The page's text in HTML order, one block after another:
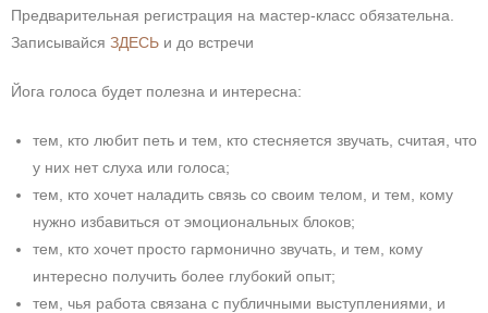
Предварительная регистрация на мастер-класс обязательна.
Записывайся ЗДЕСЬ и до встречи
Йога голоса будет полезна и интересна:
тем, кто любит петь и тем, кто стесняется звучать, считая, что
у них нет слуха или голоса;
тем, кто хочет наладить связь со своим телом, и тем, кому
нужно избавиться от эмоциональных блоков;
тем, кто хочет просто гармонично звучать, и тем, кому
интересно получить более глубокий опыт;
тем, чья работа связана с публичными выступлениями, и